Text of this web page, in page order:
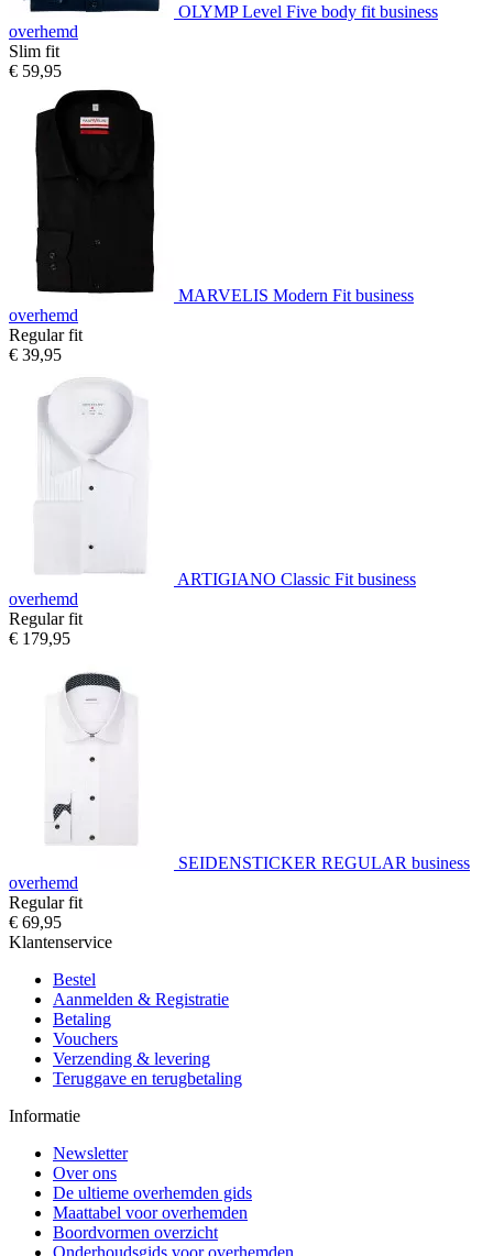
OLYMP Level Five body fit business
overhemd
Slim fit
€ 59,95
MARVELIS Modern Fit business
overhemd
Regular fit
€ 39,95
ARTIGIANO Classic Fit business
overhemd
Regular fit
€ 179,95
SEIDENSTICKER REGULAR business
overhemd
Regular fit
€ 69,95
Klantenservice
Bestel
Aanmelden & Registratie
Betaling
Vouchers
Verzending & levering
Teruggave en terugbetaling
Informatie
Newsletter
Over ons
De ultieme overhemden gids
Maattabel voor overhemden
Boordvormen overzicht
Onderhoudsgids voor overhemden